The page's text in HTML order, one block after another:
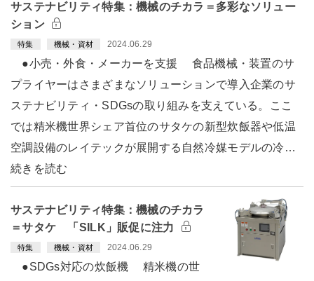
サステナビリティ特集：機械のチカラ＝多彩なソリュー
ション
特集 機械・資材 2024.06.29
●小売・外食・メーカーを支援 食品機械・装置のサ
プライヤーはさまざまなソリューションで導入企業のサ
ステナビリティ・SDGsの取り組みを支えている。ここ
では精米機世界シェア首位のサタケの新型炊飯器や低温
空調設備のレイテックが展開する自然冷媒モデルの冷…
続きを読む
サステナビリティ特集：機械のチカラ
＝サタケ 「SILK」販促に注力
特集 機械・資材 2024.06.29
●SDGs対応の炊飯機 精米機の世